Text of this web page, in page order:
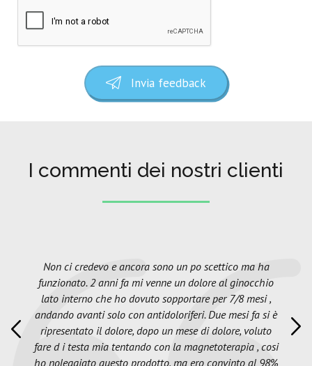
Invia feedback
I commenti dei nostri clienti
Non ci credevo e ancora sono un po scettico ma ha
funzionato. 2 anni fa mi venne un dolore al ginocchio
lato interno che ho dovuto sopportare per 7/8 mesi ,
andando avanti solo con antidoloriferi. Due mesi fa si è
ripresentato il dolore, dopo un mese di dolore, voluto
fare d i testa mia tentando con la magnetoterapia , cosi
ho noleggiato questo prodotto, ma ero convinto al 98%